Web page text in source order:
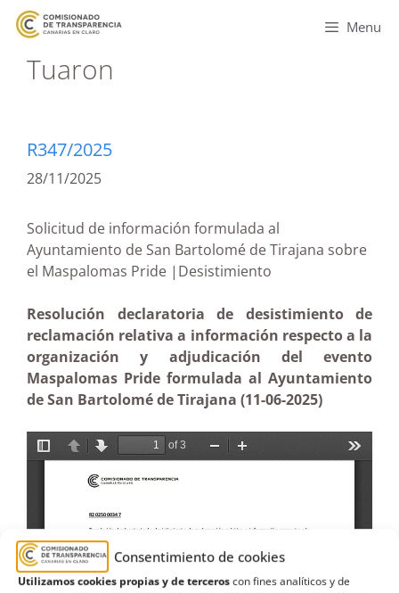
Consentimiento de cookies
Utilizamos cookies propias y de terceroscon fines analíticos y de
Menu
Tuaron
R347/2025
28/11/2025
Solicitud de información formulada al
Ayuntamiento de San Bartolomé de Tirajana sobre
el Maspalomas Pride |Desistimiento
Resolución declaratoria de desistimiento de
reclamación relativa a información respecto a la
organización y adjudicación del evento
Maspalomas Pride formulada al Ayuntamiento
de San Bartolomé de Tirajana (11-06-2025)